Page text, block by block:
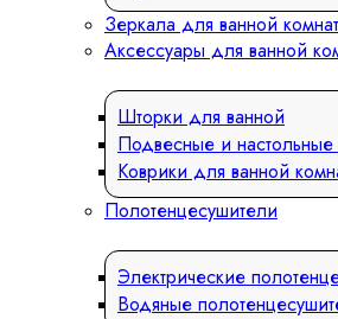
Зеркала для ванной
Аксессуары для ванной
Шторки для ванной
Подвесные и настольные
Коврики для ванной
Полотенцесушители
Электрические
Водяные